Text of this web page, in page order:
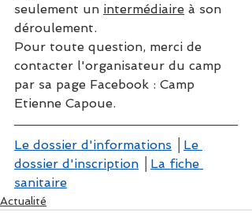
seulement un intermédiaire à son
déroulement.
Pour toute question, merci de
contacter l'organisateur du camp
par sa page Facebook : Camp
Etienne Capoue.
Le dossier d'informations
Le
dossier d'inscription
La fiche
sanitaire
Actualité